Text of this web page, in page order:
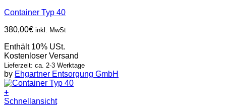
Container Typ 40
380,00€ inkl. MwSt
Enthält 10% USt.
Kostenloser Versand
Lieferzeit: ca. 2-3 Werktage
by Ehgartner Entsorgung GmbH
+
Schnellansicht